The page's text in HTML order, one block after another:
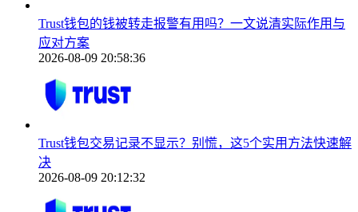
Trust钱包的钱被转走报警有用吗？一文说清实际作用与
应对方案
2026-08-09 20:58:36
Trust钱包交易记录不显示？别慌，这5个实用方法快速解
决
2026-08-09 20:12:32